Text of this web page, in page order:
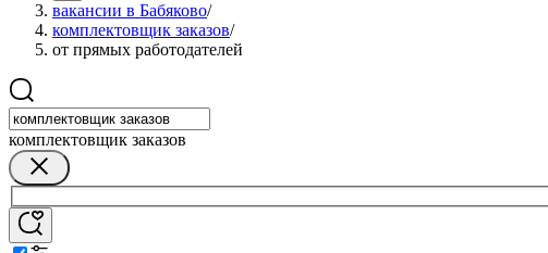
вакансии в Бабяково/
комплектовщик заказов/
от прямых работодателей
комплектовщик заказов